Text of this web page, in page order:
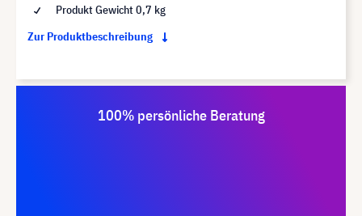
Produkt Gewicht 0,7 kg
Zur Produktbeschreibung
100% persönliche Beratung